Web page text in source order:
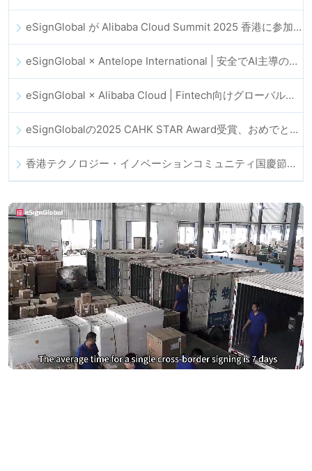
eSignGlobal が Alibaba Cloud Summit 2025 香港に参加し、AI 主導のクラウドイノベーションとデジタルトラストを推進
eSignGlobal × Antelope International | 安全でAI主導のデジタルワークフローを推進
eSignGlobal × Alibaba Cloud | Fintech向けグローバルなデジタルトラスト強化に向けて連携
eSignGlobalの2025 CAHK STAR Award受賞、おめでとうございます！
香港テクノロジー・イノベーションコミュニティ国慶節ディナー